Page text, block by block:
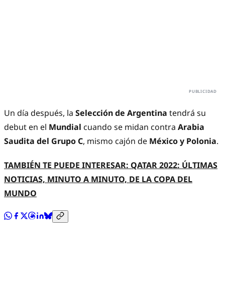
Un día después, la Selección de Argentina tendrá su
debut en el Mundial cuando se midan contra Arabia
Saudita del Grupo C, mismo cajón de México y Polonia.
TAMBIÉN TE PUEDE INTERESAR: QATAR 2022: ÚLTIMAS
NOTICIAS, MINUTO A MINUTO, DE LA COPA DEL
MUNDO